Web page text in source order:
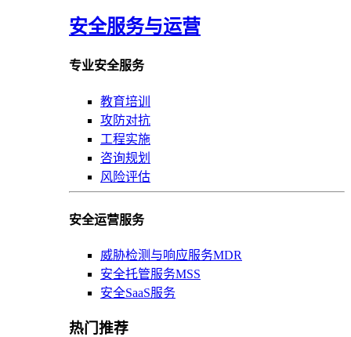
安全服务与运营
专业安全服务
教育培训
攻防对抗
工程实施
咨询规划
风险评估
安全运营服务
威胁检测与响应服务MDR
安全托管服务MSS
安全SaaS服务
热门推荐